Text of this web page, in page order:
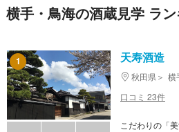
横手・鳥海の酒蔵見学 ラ
1 天寿酒造
秋田県 横
口コミ 23件
こだわりの「